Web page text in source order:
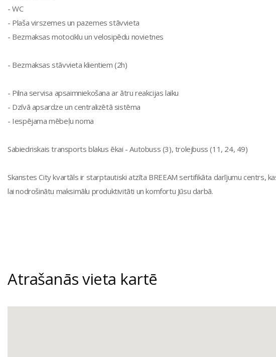
- WC
- Plaša virszemes un pazemes stāvvieta
- Bezmaksas motociklu un velosipēdu novietnes
- Bezmaksas stāvvieta klientiem (2h)
- Pilna servisa apsaimniekošana ar ātru reakcijas laiku
- Dzīvā apsardze un centralizētā sistēma
- Iespējama mēbeļu noma
Sabiedriskais transports blakus ēkai - Autobuss (3), trolejbuss (11, 24, 49)
Skanstes City kvartāls ir starptautiski atzīta BREEAM sertifikāta darījumu centrs,
lai nodrošinātu maksimālu produktivitāti un komfortu Jūsu darbā.
Atrašanās vieta kartē